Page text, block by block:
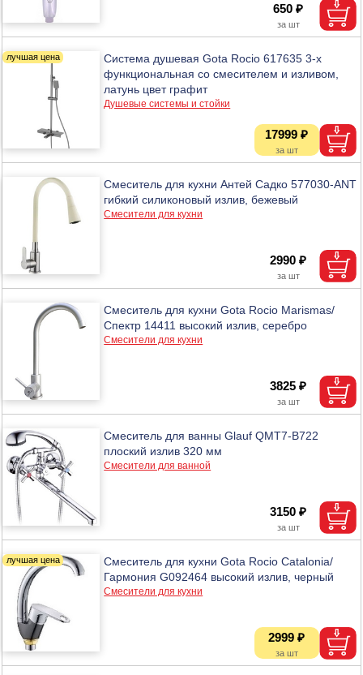
650 ₽
Система душевая Gota Rocio 617635 3-х
функциональная со смесителем и изливом,
латунь цвет графит
Душевые системы и стойки
17999 ₽
Смеситель для кухни Антей Садко 577030-ANT
гибкий силиконовый излив, бежевый
Смесители для кухни
2990 ₽
Смеситель для кухни Gota Rocio Marismas/
Спектр 14411 высокий излив, серебро
Смесители для кухни
3825 ₽
Смеситель для ванны Glauf QMT7-B722
плоский излив 320 мм
Смесители для ванной
3150 ₽
Смеситель для кухни Gota Rocio Catalonia/
Гармония G092464 высокий излив, черный
Смесители для кухни
2999 ₽